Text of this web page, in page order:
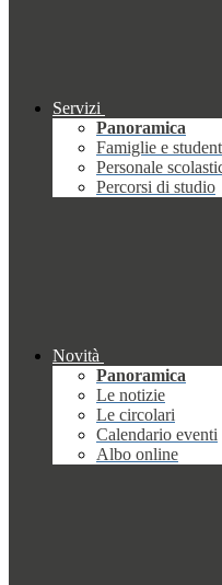
Servizi
Panoramica
Famiglie e
Personale
Percorsi di studio
Novità
Panoramica
Le notizie
Le circolari
Calendario eventi
Albo online